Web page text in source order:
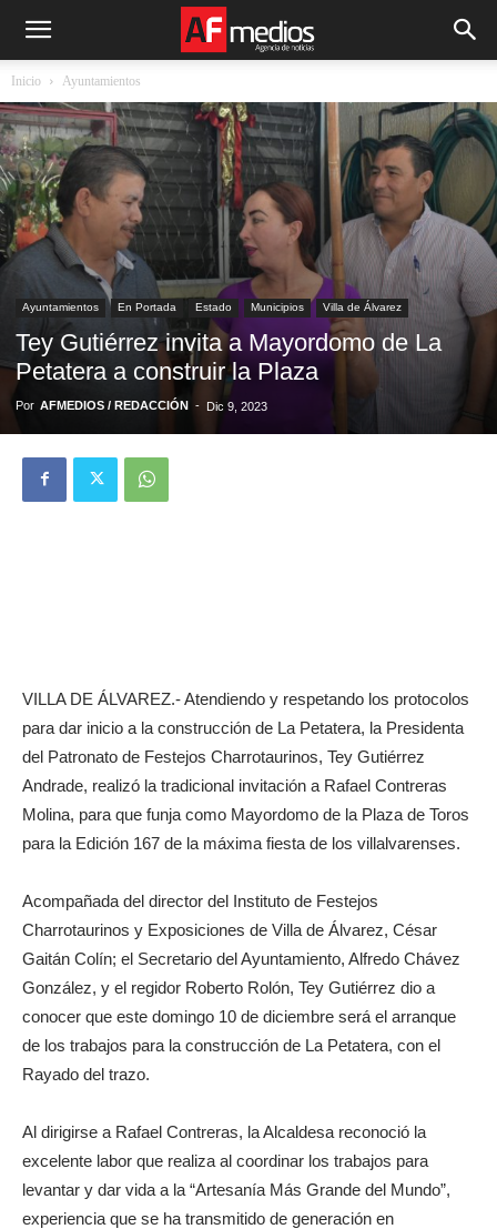
Inicio Ayuntamientos
Ayuntamientos En Portada Estado Municipios Villa de Álvarez
Tey Gutiérrez invita a Mayordomo de La
Petatera a construir la Plaza
Por AFMEDIOS / REDACCIÓN - Dic 9, 2023
VILLA DE ÁLVAREZ.- Atendiendo y respetando los protocolos
para dar inicio a la construcción de La Petatera, la Presidenta
del Patronato de Festejos Charrotaurinos, Tey Gutiérrez
Andrade, realizó la tradicional invitación a Rafael Contreras
Molina, para que funja como Mayordomo de la Plaza de Toros
para la Edición 167 de la máxima fiesta de los villalvarenses.
Acompañada del director del Instituto de Festejos
Charrotaurinos y Exposiciones de Villa de Álvarez, César
Gaitán Colín; el Secretario del Ayuntamiento, Alfredo Chávez
González, y el regidor Roberto Rolón, Tey Gutiérrez dio a
conocer que este domingo 10 de diciembre será el arranque
de los trabajos para la construcción de La Petatera, con el
Rayado del trazo.
Al dirigirse a Rafael Contreras, la Alcaldesa reconoció la
excelente labor que realiza al coordinar los trabajos para
levantar y dar vida a la “Artesanía Más Grande del Mundo”,
experiencia que se ha transmitido de generación en